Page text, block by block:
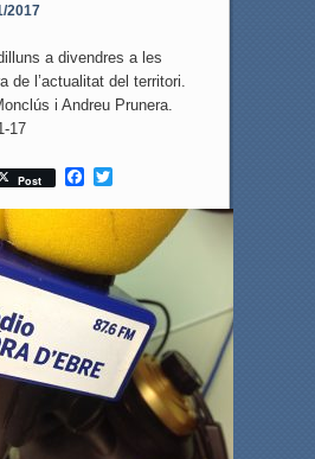
2017
a divendres a les
de l’actualitat del territori.
i Andreu Prunera.
17
Post
F
c
b
o
o
k
T
i
t
e
r